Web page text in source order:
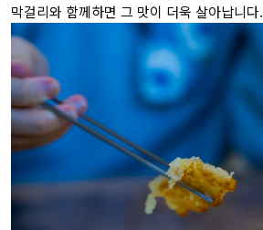
막걸리와 함께하면 그 맛이 더욱 살아납니다.